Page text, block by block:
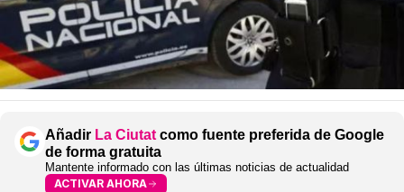
Añadir La Ciutat como fuente preferida de Google
de forma gratuita
Mantente informado con las últimas noticias de actualidad
ACTIVAR AHORA